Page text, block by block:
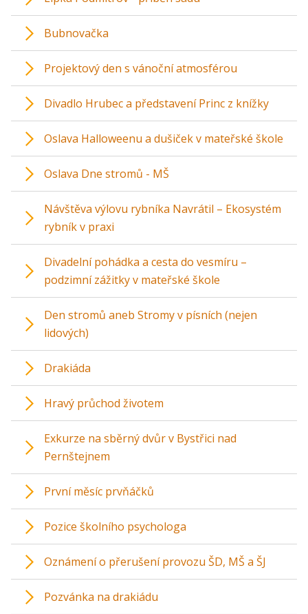
Bubnovačka
Projektový den s vánoční atmosférou
Divadlo Hrubec a představení Princ z knížky
Oslava Halloweenu a dušiček v mateřské škole
Oslava Dne stromů - MŠ
Návštěva výlovu rybníka Navrátil – Ekosystém
rybník v praxi
Divadelní pohádka a cesta do vesmíru –
podzimní zážitky v mateřské škole
Den stromů aneb Stromy v písních (nejen
lidových)
Drakiáda
Hravý průchod životem
Exkurze na sběrný dvůr v Bystřici nad
Pernštejnem
První měsíc prvňáčků
Pozice školního psychologa
Oznámení o přerušení provozu ŠD, MŠ a ŠJ
Pozvánka na drakiádu